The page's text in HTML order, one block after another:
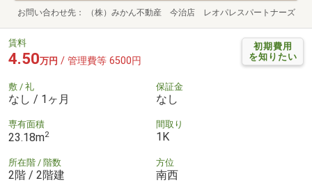
お問い合わせ先 （株）みかん不動産 今治店 レオパレスパートナーズ
初期費用
を知りたい
賃料
4.50万円 / 管理費等 6500円
敷 / 礼
なし / 1ヶ月
保証金
なし
専有面積
23.18m2
間取り
1K
所在階 / 階数
2階 / 2階建
方位
南西